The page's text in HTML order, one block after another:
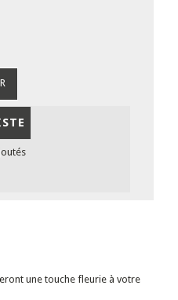
une touche fleurie à votre